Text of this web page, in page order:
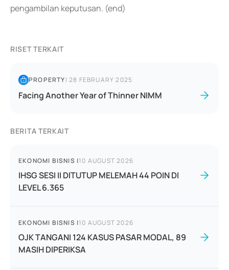
pengambilan keputusan. (end)
RISET TERKAIT
PROPERTY|28 FEBRUARY 2025
Facing Another Year of Thinner NIMM
BERITA TERKAIT
EKONOMI BISNIS |10 AUGUST 2026
IHSG SESI II DITUTUP MELEMAH 44 POIN DI
LEVEL 6.365
EKONOMI BISNIS |10 AUGUST 2026
OJK TANGANI 124 KASUS PASAR MODAL, 89
MASIH DIPERIKSA